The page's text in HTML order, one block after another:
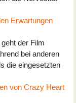
Erwartungen
der Film
bei anderen
die eingesetzten
von Crazy Heart